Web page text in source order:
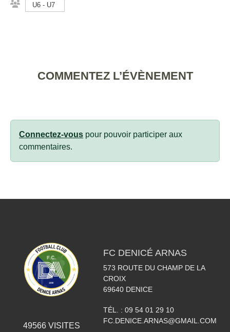
U6 - U7
COMMENTEZ L’ÉVÈNEMENT
Connectez-vous pour pouvoir participer aux
commentaires.
49566VISITES
FC DENICÉ ARNAS
573 ROUTE DU CHAMP DE LA
CROIX
69640 DENICE
TÉL. : 09 54 01 29 10
FC.DENICE.ARNAS@GMAIL.COM